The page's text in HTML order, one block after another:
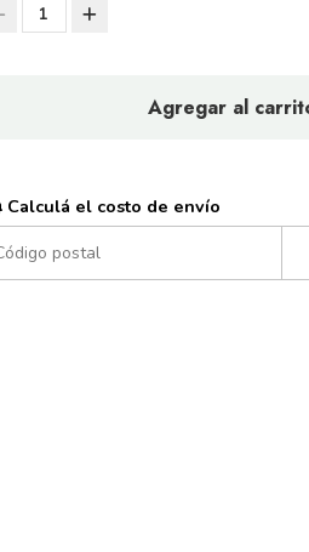
1
Agregar al
Calculá el costo de envío